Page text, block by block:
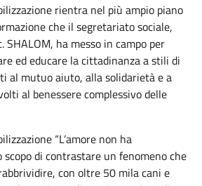
rientra nel più ampio piano
che il segretariato sociale,
SHALOM, ha messo in campo per
ed educare la cittadinanza a stili di
al mutuo aiuto, alla solidarietà e a
al benessere complessivo delle
“L’amore non ha
scopo di contrastare un fenomeno che
con oltre 50 mila cani e